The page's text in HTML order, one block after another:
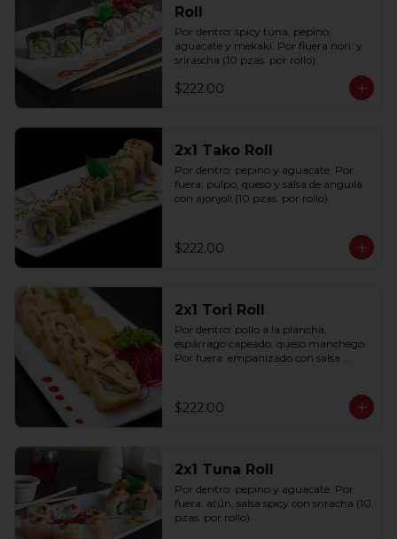
Roll
Por dentro: spicy tuna, pepino,
aguacate y mekaki. Por fiuera nori: y
srirascha (10 pzas. por rollo).
$222.00
2x1 Tako Roll
Por dentro: pepino y aguacate. Por
fuera: pulpo, queso y salsa de anguila
con ajonjolí (10 pzas. por rollo).
$222.00
2x1 Tori Roll
Por dentro: pollo a la plancha,
espárrago capeado, queso manchego.
Por fuera: empanizado con salsa
$222.00
2x1 Tuna Roll
Por dentro: pepino y aguacate. Por
fuera: atún, salsa spicy con sriracha (10
pzas. por rollo).